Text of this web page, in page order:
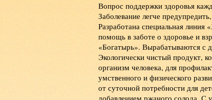
Вопрос поддержки здоровья
Заболевание легче
Разработана специальная
помощь в заботе о здоровье и
«Богатырь». Вырабатываются с
Экологически чистый продукт,
организм человека, для
умственного и физического
от суточной потребности для
добавлением ржаного солода. С